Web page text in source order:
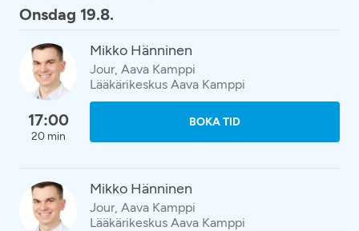
Onsdag 19.8.
17:00
20 min
Mikko Hänninen
Jour, Aava Kamppi
Lääkärikeskus Aava Kamppi
BOKA TID
Mikko Hänninen
Jour, Aava Kamppi
Lääkärikeskus Aava Kamppi